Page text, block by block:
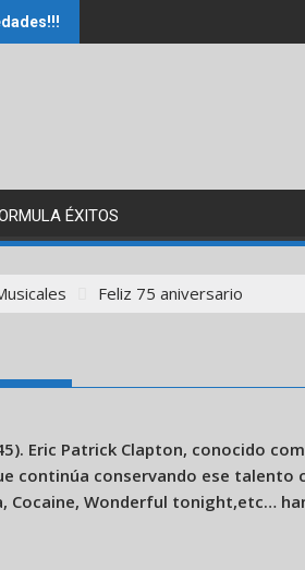
ÉXITOS
Feliz 75 aniversario
Eric Patrick Clapton, conocido
continúa conservando ese talento
Cocaine, Wonderful tonight,etc…